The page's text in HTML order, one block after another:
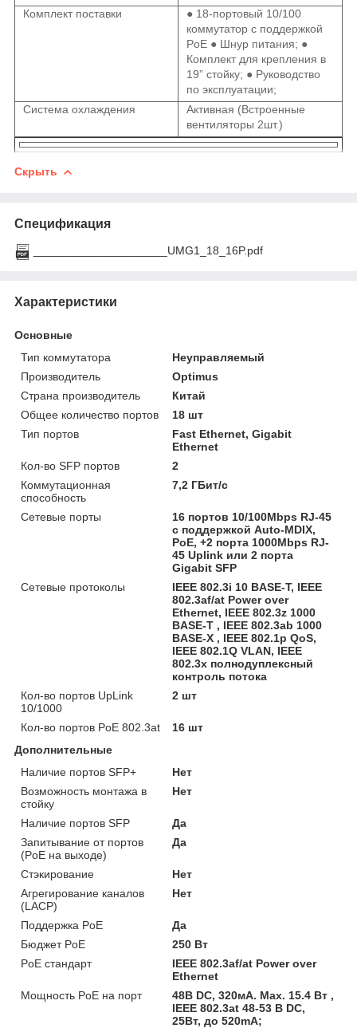
Комплект поставки
● 18-портовый 10/100
коммутатор с поддержкой
PoE ● Шнур питания; ●
Комплект для крепления в
19” стойку; ● Руководство
по эксплуатации;
Система охлаждения
Активная (Встроенные
вентиляторы 2шт.)
Скрыть
Спецификация
_____________________UMG1_18_16P.pdf
Характеристики
Основные
Тип коммутатора
Неуправляемый
Производитель
Optimus
Страна производитель
Китай
Общее количество портов
18 шт
Тип портов
Fast Ethernet, Gigabit
Ethernet
Кол-во SFP портов
2
Коммутационная
способность
7,2 ГБит/c
Сетевые порты
16 портов 10/100Mbps RJ-45
с поддержкой Auto-MDIX,
PoE, +2 порта 1000Mbps RJ-
45 Uplink или 2 порта
Gigabit SFP
Сетевые протоколы
IEEE 802.3i 10 BASE-T, IEEE
802.3af/at Power over
Ethernet, IEEE 802.3z 1000
BASE-T , IEEE 802.3ab 1000
BASE-X , IEEE 802.1p QoS,
IEEE 802.1Q VLAN, IEEE
802.3x полнодуплексный
контроль потока
Кол-во портов UpLink
10/1000
2 шт
Кол-во портов PoE 802.3at
16 шт
Дополнительные
Наличие портов SFP+
Нет
Возможность монтажа в
стойку
Нет
Наличие портов SFP
Да
Запитывание от портов
(PoE на выходе)
Да
Стэкирование
Нет
Агрегирование каналов
(LACP)
Нет
Поддержка PoE
Да
Бюджет PoE
250 Вт
PoE стандарт
IEEE 802.3af/at Power over
Ethernet
Мощность PoE на порт
48В DC, 320мА. Max. 15.4 Вт ,
IEEE 802.3at 48-53 В DC,
25Вт, до 520mA;